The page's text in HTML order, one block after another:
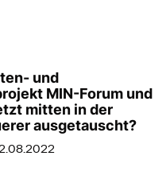
und
MIN-Forum und
mitten in der
ausgetauscht?